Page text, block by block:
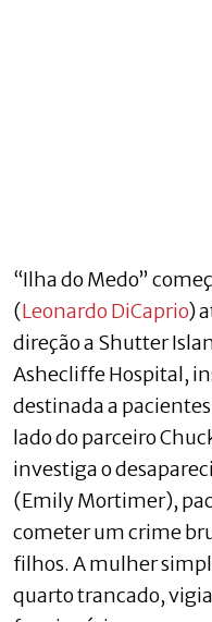
“Ilha do Medo”
(Leonardo DiCaprio)
direção a Shutter
Ashecliffe Hospital,
destinada a
lado do parceiro
investiga o
(Emily Mortimer),
cometer um crime
filhos. A mulher
quarto trancado,